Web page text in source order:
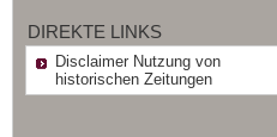
DIREKTE LINKS
Disclaimer Nutzung von
historischen Zeitungen